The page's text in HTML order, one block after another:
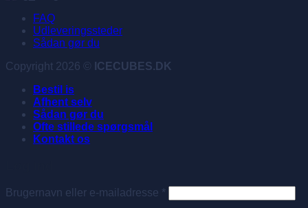
FAQ
Udleveringssteder
Sådan gør du
Copyright 2026 © ICECUBES.DK
Bestil is
Afhent selv
Sådan gør du
Ofte stillede spørgsmål
Kontakt os
Brugernavn eller e-mailadresse *